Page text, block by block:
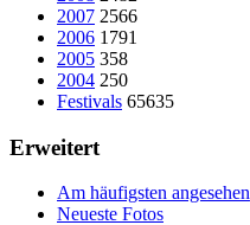
2007 2566
2006 1791
2005 358
2004 250
Festivals 65635
Erweitert
Am häufigsten angesehen
Neueste Fotos